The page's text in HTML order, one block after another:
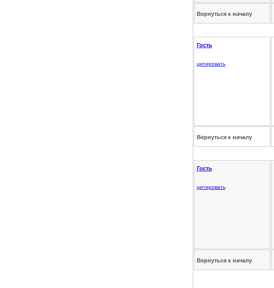
Вернуться к началу
Гость
цитировать
Вернуться к началу
Гость
цитировать
Вернуться к началу